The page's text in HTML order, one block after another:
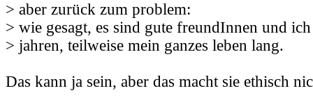
> aber zurück zum problem:
> wie gesagt, es sind gute freundInnen und
> jahren, teilweise mein ganzes leben lang.
Das kann ja sein, aber das macht sie ethisch